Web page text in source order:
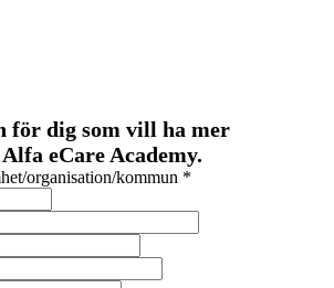
för dig som vill ha mer
eCare Academy.
organisation/kommun *